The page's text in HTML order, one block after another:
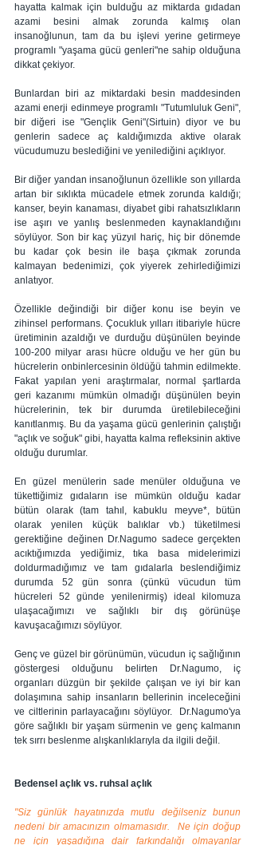
hayatta kalmak için bulduğu az miktarda gıdadan
azami besini almak zorunda kalmış olan
insanoğlunun, tam da bu işlevi yerine getirmeye
programlı "yaşama gücü genleri"ne sahip olduğuna
dikkat çekiyor.
Bunlardan biri az miktardaki besin maddesinden
azami enerji edinmeye programlı "Tutumluluk Geni",
bir diğeri ise "Gençlik Geni"(Sirtuin) diyor ve bu
genlerin sadece aç kaldığımızda aktive olarak
vücudumuzu beslediğini ve yenilediğini açıklıyor.
Bir diğer yandan insanoğlunun özellikle son yıllarda
artan bir sıklıkta mücadele etmek zorunda kaldığı;
kanser, beyin kanaması, diyabet gibi rahatsızlıkların
ise aşırı ve yanlış beslenmeden kaynaklandığını
söylüyor. Son bir kaç yüzyıl hariç, hiç bir dönemde
bu kadar çok besin ile başa çıkmak zorunda
kalmayan bedenimizi, çok yiyerek zehirlediğimizi
anlatıyor.
Özellikle değindiği bir diğer konu ise beyin ve
zihinsel performans. Çocukluk yılları itibariyle hücre
üretiminin azaldığı ve durduğu düşünülen beyinde
100-200 milyar arası hücre olduğu ve her gün bu
hücrelerin onbinlercesinin öldüğü tahmin edilmekte.
Fakat yapılan yeni araştırmalar, normal şartlarda
geri kazanımı mümkün olmadığı düşünülen beyin
hücrelerinin, tek bir durumda üretilebileceğini
kanıtlanmış. Bu da yaşama gücü genlerinin çalıştığı
"açlık ve soğuk" gibi, hayatta kalma refleksinin aktive
olduğu durumlar.
En güzel menülerin sade menüler olduğuna ve
tükettiğimiz gıdaların ise mümkün olduğu kadar
bütün olarak (tam tahıl, kabuklu meyve*, bütün
olarak yenilen küçük balıklar vb.) tüketilmesi
gerektiğine değinen Dr.Nagumo sadece gerçekten
acıktığımızda yediğimiz, tıka basa midelerimizi
doldurmadığımız ve tam gıdalarla beslendiğimiz
durumda 52 gün sonra (çünkü vücudun tüm
hücreleri 52 günde yenilenirmiş) ideal kilomuza
ulaşacağımızı ve sağlıklı bir dış görünüşe
kavuşacağımızı söylüyor.
Genç ve güzel bir görünümün, vücudun iç sağlığının
göstergesi olduğunu belirten Dr.Nagumo, iç
organları düzgün bir şekilde çalışan ve iyi bir kan
dolaşımına sahip insanların bellerinin inceleceğini
ve ciltlerinin parlayacağını söylüyor.  Dr.Nagumo'ya
göre sağlıklı bir yaşam sürmenin ve genç kalmanın
tek sırrı beslenme alışkanlıklarıyla da ilgili değil.
Bedensel açlık vs. ruhsal açlık
"Siz günlük hayatınızda mutlu değilseniz bunun
nedeni bir amacınızın olmamasıdır.  Ne için doğup
ne için yaşadığına dair farkındalığı olmayanlar